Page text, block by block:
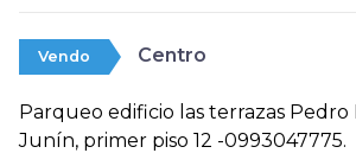
Vendo Centro
Parqueo edificio las terrazas Pedro
Junín, primer piso 12 -0993047775.